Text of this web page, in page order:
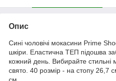
Опис
Сині чоловічі мокасини Prime
шкіри. Еластична ТЕП підошва
кожний день. Вибирайте стильні
свято. 40 розмір - на стопу 26,7
см